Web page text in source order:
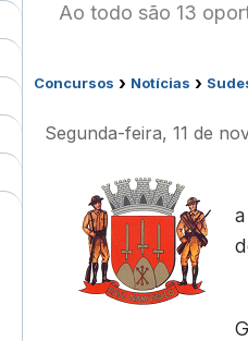
Ao todo são 13
Concursos › Notícias ›
Segunda-feira, 11 de